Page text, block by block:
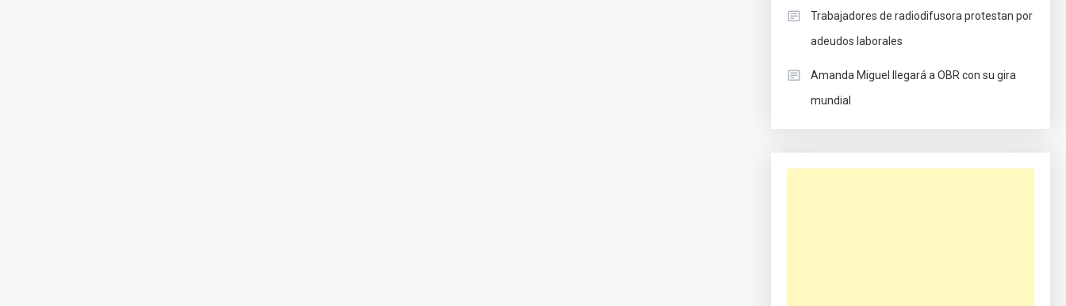
Trabajadores de radiodifusora protestan por
adeudos laborales
Amanda Miguel llegará a OBR con su gira
mundial